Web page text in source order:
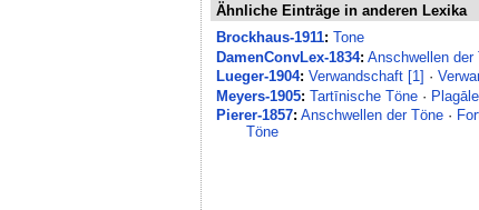
Ähnliche Einträge in anderen Lexika
Brockhaus-1911: Tone
DamenConvLex-1834: Anschwellen der
Lueger-1904: Verwandschaft [1] ·
Meyers-1905: Tartīnische Töne ·
Pierer-1857: Anschwellen der Töne ·
Töne